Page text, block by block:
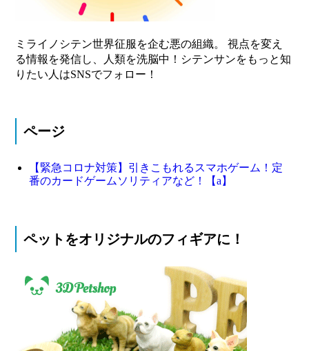
ミライノシテン世界征服を企む悪の組織。 視点を変え
る情報を発信し、人類を洗脳中！シテンサンをもっと知
りたい人はSNSでフォロー！
ページ
【緊急コロナ対策】引きこもれるスマホゲーム！定
番のカードゲームソリティアなど！【a】
ペットをオリジナルのフィギアに！